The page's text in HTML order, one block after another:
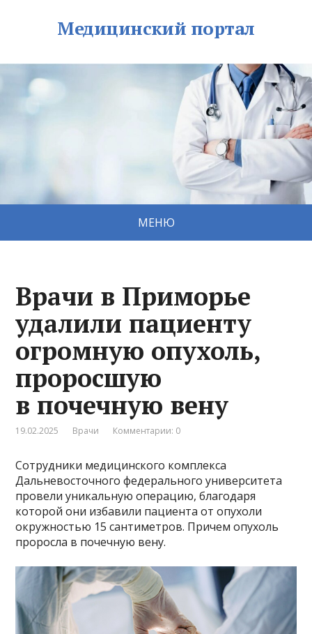
Медицинский портал
МЕНЮ
Врачи в Приморье
удалили пациенту
огромную опухоль,
проросшую
в почечную вену
19.02.2025 Врачи Комментарии: 0
Сотрудники медицинского комплекса
Дальневосточного федерального университета
провели уникальную операцию, благодаря
которой они избавили пациента от опухоли
окружностью 15 сантиметров. Причем опухоль
проросла в почечную вену.